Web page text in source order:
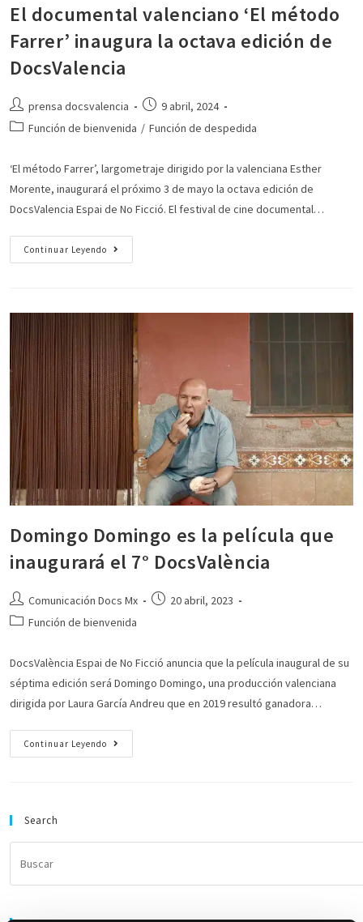
El documental valenciano ‘El método
Farrer’ inaugura la octava edición de
DocsValencia
prensa docsvalencia
9 abril, 2024
Función de bienvenida / Función de despedida
‘El método Farrer’, largometraje dirigido por la valenciana Esther
Morente, inaugurará el próximo 3 de mayo la octava edición de
DocsValencia Espai de No Ficció. El festival de cine documental…
Continuar Leyendo
Domingo Domingo es la película que
inaugurará el 7° DocsValència
Comunicación Docs Mx
20 abril, 2023
Función de bienvenida
DocsValència Espai de No Ficció anuncia que la película inaugural de su
séptima edición será Domingo Domingo, una producción valenciana
dirigida por Laura García Andreu que en 2019 resultó ganadora…
Continuar Leyendo
Search